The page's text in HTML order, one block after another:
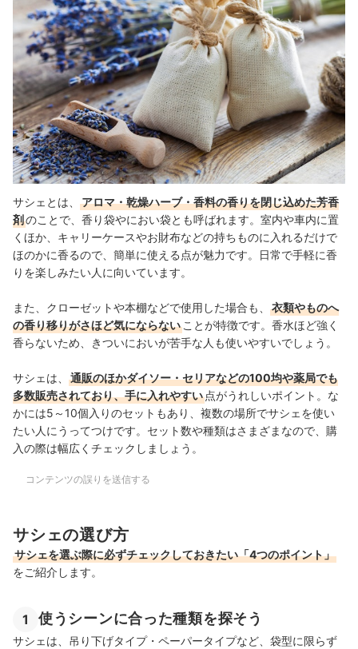
香りを楽しみたい人はアロマオイルも確認しよう
サシェの売れ筋ランキングもチェック！
サシェとは、
アロマ・乾燥ハーブ・香料の香りを閉じ込めた芳香
剤のことで、香り袋やにおい袋とも呼ばれます。室内や車内に置
くほか、キャリーケースやお財布などの持ちものに入れるだけで
ほのかに香るので、簡単に使える点が魅力です。日常で手軽に香
りを楽しみたい人に向いています。
また、クローゼットや本棚などで使用した場合も、
衣類やものへ
の香り移りがさほど気にならない ことが特徴です。 香水ほど強く
香らないため、 きついにおいが苦手な人も使いやすいでしょう。
サシェは、
通販のほかダイソー・セリアなどの100均や薬局でも
多数販売されており、手に入れやすい 点がうれしいポイント。な
かには5～10個入りのセットもあり、複数の場所でサシェを使い
たい人にうってつけです。セット数や種類はさまざまなので、購
入の際は幅広くチェックしましょう。
コンテンツの誤りを送信する
サシェの選び方
サシェを選ぶ際に必ずチェックしておきたい「4つのポイント」
をご紹介します。
1 使うシーンに合った種類を探そう
サシェは、吊り下げタイプ・ペーパータイプなど、袋型に限らず